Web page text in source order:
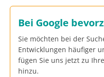
Bei Google
Sie möchten bei der
Entwicklungen häufiger
fügen Sie uns jetzt zu
hinzu.